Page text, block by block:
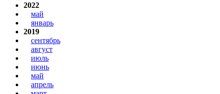
2022
май
январь
2019
сентябрь
август
июль
июнь
май
апрель